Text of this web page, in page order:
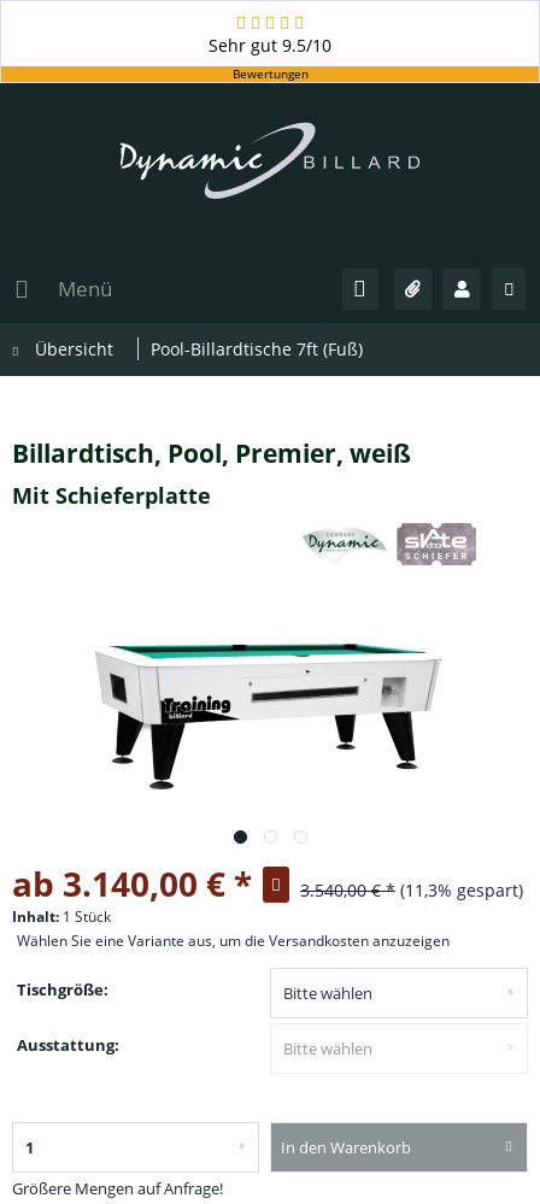
Sehr gut 9.5/10
Bewertungen
Menü
Übersicht Pool-Billardtische 7ft (Fuß)
Billardtisch, Pool, Premier, weiß
Mit Schieferplatte
ab 3.140,00 € * 3.540,00 € * (11,3% gespart)
Inhalt: 1 Stück
Wählen Sie eine Variante aus, um die Versandkosten anzuzeigen
Tischgröße:
Ausstattung:
Größere Mengen auf Anfrage!
In den Warenkorb